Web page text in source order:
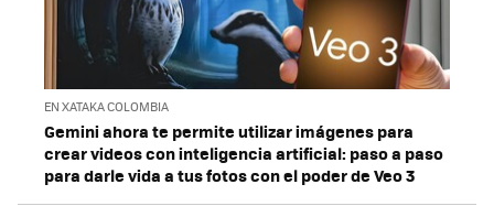
EN XATAKA COLOMBIA
Gemini ahora te permite utilizar imágenes para
crear videos con inteligencia artificial: paso a paso
para darle vida a tus fotos con el poder de Veo 3